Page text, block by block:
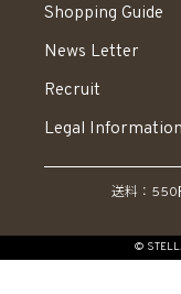
Shopping Guide
News Letter
Recruit
Legal Information
送料：
©